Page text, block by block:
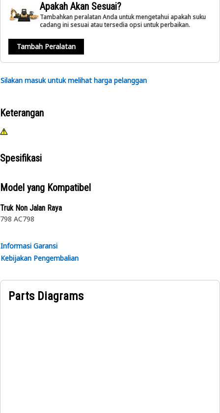
Apakah Akan Sesuai?
Tambahkan peralatan Anda untuk mengetahui apakah suku
cadang ini sesuai atau tersedia opsi untuk perbaikan.
Tambah Peralatan
Silakan masuk untuk melihat harga pelanggan
Keterangan
Spesifikasi
Model yang Kompatibel
Truk Non Jalan Raya
798 AC798
Informasi Garansi
Kebijakan Pengembalian
Parts Diagrams